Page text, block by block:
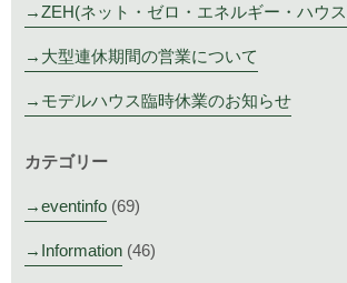
ZEH(ネット・ゼロ・エネルギー・ハウ
大型連休期間の営業について
モデルハウス臨時休業のお知らせ
カテゴリー
eventinfo (69)
Information (46)